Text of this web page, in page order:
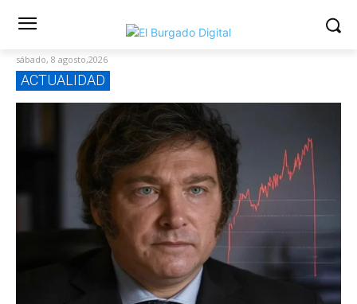
sábado, 8 agosto,2026
ACTUALIDAD